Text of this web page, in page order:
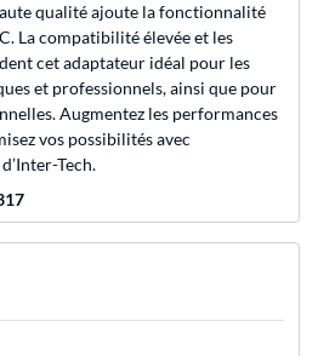
qualité ajoute la fonctionnalité
La compatibilité élevée et les
cet adaptateur idéal pour les
et professionnels, ainsi que pour
Augmentez les performances
vos possibilités avec
Tech.